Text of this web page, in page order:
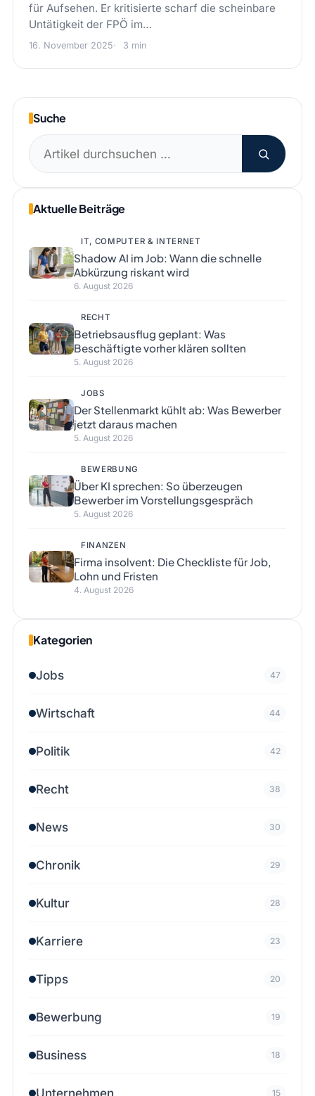
für Aufsehen. Er kritisierte scharf die scheinbare
Untätigkeit der FPÖ im…
16. November 2025 3 min
Suche
Suchen
nach:
Aktuelle Beiträge
IT, COMPUTER & INTERNET
Shadow AI im Job: Wann die schnelle
Abkürzung riskant wird
6. August 2026
RECHT
Betriebsausflug geplant: Was
Beschäftigte vorher klären sollten
5. August 2026
JOBS
Der Stellenmarkt kühlt ab: Was Bewerber
jetzt daraus machen
5. August 2026
BEWERBUNG
Über KI sprechen: So überzeugen
Bewerber im Vorstellungsgespräch
5. August 2026
FINANZEN
Firma insolvent: Die Checkliste für Job,
Lohn und Fristen
4. August 2026
Kategorien
Jobs 47
Wirtschaft 44
Politik 42
Recht 38
News 30
Chronik 29
Kultur 28
Karriere 23
Tipps 20
Bewerbung 19
Business 18
15